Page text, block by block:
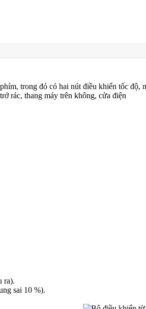
trong đó có hai nút điều khiển tốc độ,
rác, thang máy trên không, cửa điện
ra).
sai 10 %).